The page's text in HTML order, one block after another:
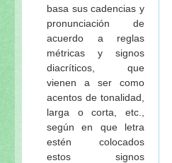
basa sus cadencias y
pronunciación de
acuerdo a reglas
métricas y signos
diacríticos, que
vienen a ser como
acentos de tonalidad,
larga o corta, etc.,
según en que letra
estén colocados
estos signos